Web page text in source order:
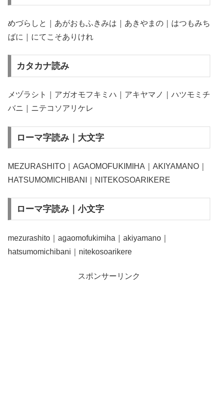
めづらしと｜あがおもふきみは｜あきやまの｜はつもみち
ばに｜にてこそありけれ
カタカナ読み
メヅラシト｜アガオモフキミハ｜アキヤマノ｜ハツモミチ
バニ｜ニテコソアリケレ
ローマ字読み｜大文字
MEZURASHITO｜AGAOMOFUKIMIHA｜AKIYAMANO｜
HATSUMOMICHIBANI｜NITEKOSOARIKERE
ローマ字読み｜小文字
mezurashito｜agaomofukimiha｜akiyamano｜
hatsumomichibani｜nitekosoarikere
スポンサーリンク